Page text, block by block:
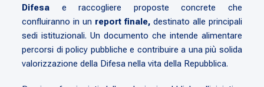
Difesa e raccogliere proposte concrete che
confluiranno in un report finale, destinato alle principali
sedi istituzionali. Un documento che intende alimentare
percorsi di policy pubbliche e contribuire a una più solida
valorizzazione della Difesa nella vita della Repubblica.